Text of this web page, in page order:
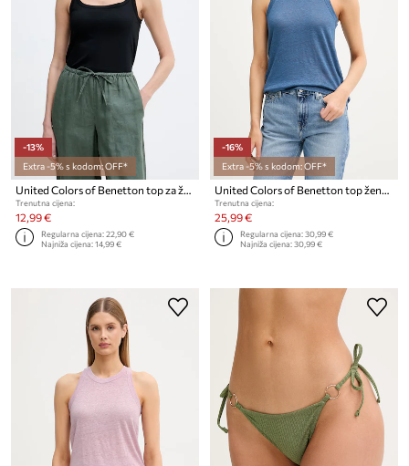
-13%
Extra -5% s kodom: OFF*
United Colors of Benetton top za žene od pamuka
Trenutna cijena:
12,99 €
Regularna cijena:22,90 €
Najniža cijena:14,99 €
-16%
Extra -5% s kodom: OFF*
United Colors of Benetton top ženski od lana
Trenutna cijena:
25,99 €
Regularna cijena:30,99 €
Najniža cijena:30,99 €